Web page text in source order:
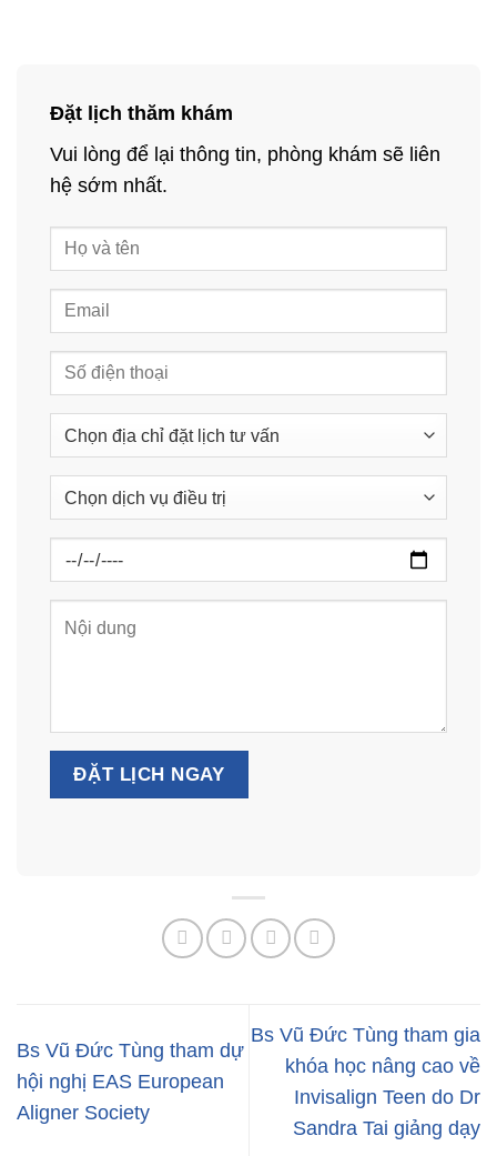
Đặt lịch thăm khám
Vui lòng để lại thông tin, phòng khám sẽ liên
hệ sớm nhất.
Bs Vũ Đức Tùng tham dự
hội nghị EAS European
Aligner Society
Bs Vũ Đức Tùng tham gia
khóa học nâng cao về
Invisalign Teen do Dr
Sandra Tai giảng dạy